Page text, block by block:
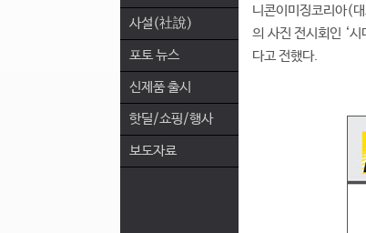
사설(社說)
포토 뉴스
신제품 출시
핫딜/쇼핑/행사
보도자료
니콘이미징코리아(
의 사진 전시회인 ‘
다고 전했다.